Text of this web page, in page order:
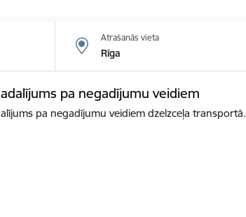
Atrašanās vieta
Rīga
pa negadījumu veidiem
pa negadījumu veidiem dzelzceļa transportā.